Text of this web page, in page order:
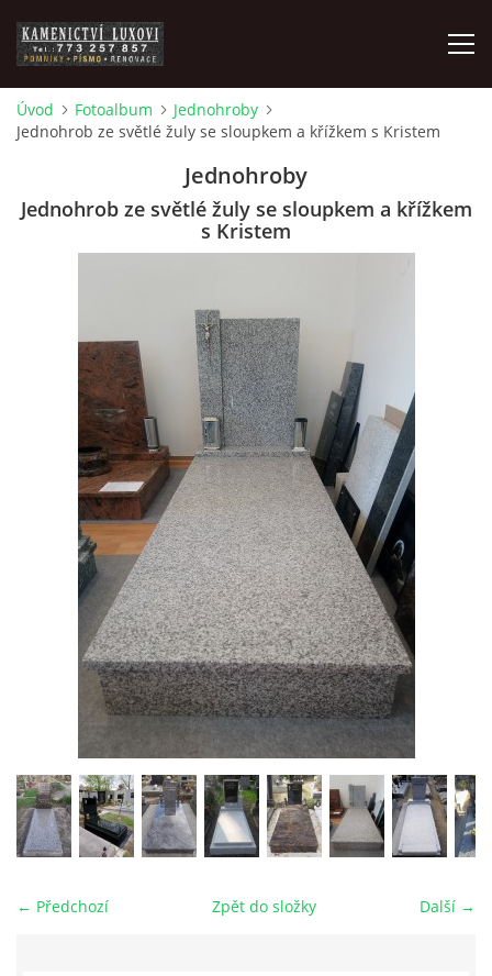
ZAKÁZKOVÁ VÝROBA
POMNÍKY
PÍSMO, PÍSKOVÁNÍ, GRAVÍROVÁNÍ, NÁHROBNÍ SKLO
POMNÍKOVÉ DOPLŇKY
FOTOPORCELÁN
VZORKOVNÍK KAMENE
FOTOALBUM
KONTAKT
© 2026 eStránky.cz |RSS
Úvod Fotoalbum
Jednohroby
Jednohrob ze světlé žuly se sloupkem a křížkem s Kristem
Jednohroby
Jednohrob ze světlé žuly se sloupkem a křížkem
s Kristem
← Předchozí Další →
Zpět do složky